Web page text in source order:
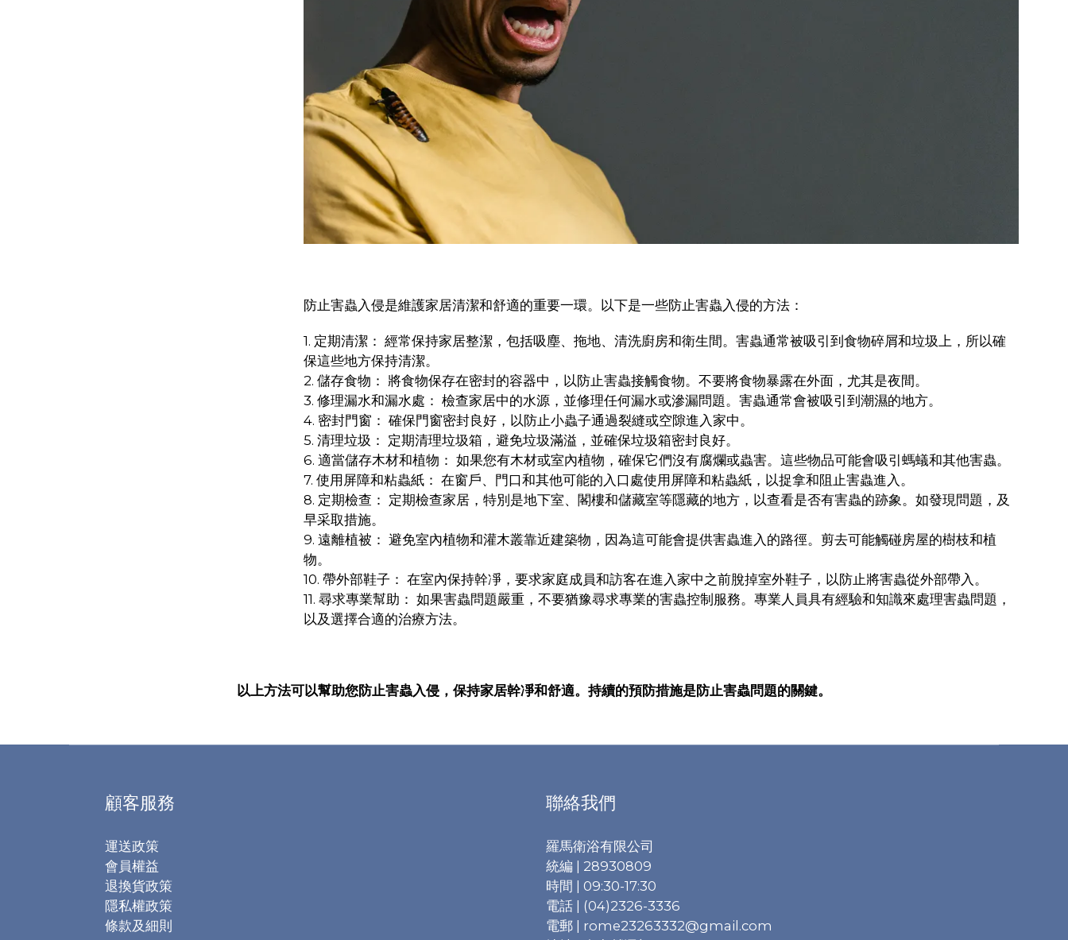
防止害蟲入侵是維護家居清潔和舒適的重要一環。以下是一些防止害蟲入侵的方法：
1. 定期清潔： 經常保持家居整潔，包括吸塵、拖地、清洗廚房和衛生間。害蟲通常被吸引到食物碎屑和垃圾上，所以確
保這些地方保持清潔。
2. 儲存食物： 將食物保存在密封的容器中，以防止害蟲接觸食物。不要將食物暴露在外面，尤其是夜間。
3. 修理漏水和漏水處： 檢查家居中的水源，並修理任何漏水或滲漏問題。害蟲通常會被吸引到潮濕的地方。
4. 密封門窗： 確保門窗密封良好，以防止小蟲子通過裂縫或空隙進入家中。
5. 清理垃圾： 定期清理垃圾箱，避免垃圾滿溢，並確保垃圾箱密封良好。
6. 適當儲存木材和植物： 如果您有木材或室內植物，確保它們沒有腐爛或蟲害。這些物品可能會吸引螞蟻和其他害蟲。
7. 使用屏障和粘蟲紙： 在窗戶、門口和其他可能的入口處使用屏障和粘蟲紙，以捉拿和阻止害蟲進入。
8. 定期檢查： 定期檢查家居，特別是地下室、閣樓和儲藏室等隱藏的地方，以查看是否有害蟲的跡象。如發現問題，及
早采取措施。
9. 遠離植被： 避免室內植物和灌木叢靠近建築物，因為這可能會提供害蟲進入的路徑。剪去可能觸碰房屋的樹枝和植
物。
10. 帶外部鞋子： 在室內保持幹凈，要求家庭成員和訪客在進入家中之前脫掉室外鞋子，以防止將害蟲從外部帶入。
11. 尋求專業幫助： 如果害蟲問題嚴重，不要猶豫尋求專業的害蟲控制服務。專業人員具有經驗和知識來處理害蟲問題，
以及選擇合適的治療方法。
以上方法可以幫助您防止害蟲入侵，保持家居幹凈和舒適。持續的預防措施是防止害蟲問題的關鍵。
顧客服務
運送政策
會員權益
退換貨政策
隱私權政策
條款及細則
聯絡我們
羅馬衛浴有限公司
統編 | 28930809
時間 | 09:30-17:30
電話 | (04)2326-3336
電郵 | rome23263332@gmail.com